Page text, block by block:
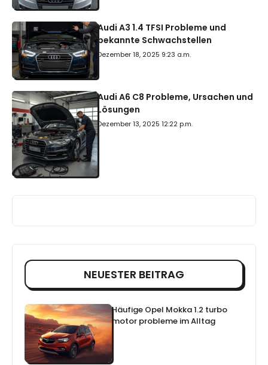
Audi A3 1.4 TFSI Probleme und
bekannte Schwachstellen
Dezember 18, 2025 9:23 a.m.
Audi A6 C8 Probleme, Ursachen und
Lösungen
Dezember 13, 2025 12:22 p.m.
NEUESTER BEITRAG
Häufige Opel Mokka 1.2 turbo
motor probleme im Alltag